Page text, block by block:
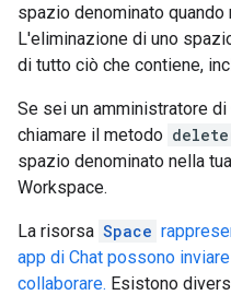
spazio denominato quando
L'eliminazione di uno
di tutto ciò che contiene,
Se sei un amministratore
chiamare il metodo
spazio denominato nella
Workspace.
La risorsa Space
app di Chat possono
collaborare. Esistono